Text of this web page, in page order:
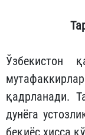
Ўзбекистон
қадрланади.
дунёга
беқиёс ҳисса